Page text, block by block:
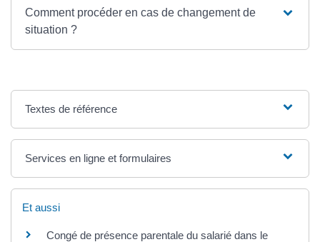
Comment procéder en cas de changement de
situation ?
Textes de référence
Services en ligne et formulaires
Et aussi
Congé de présence parentale du salarié dans le